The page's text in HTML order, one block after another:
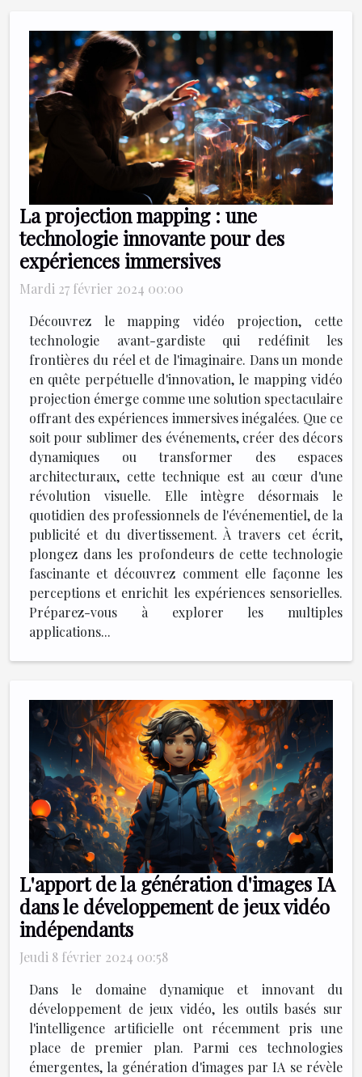
La projection mapping : une
technologie innovante pour des
expériences immersives
Mardi 27 février 2024 00:00
Découvrez le mapping vidéo projection, cette
technologie avant-gardiste qui redéfinit les
frontières du réel et de l'imaginaire. Dans un monde
en quête perpétuelle d'innovation, le mapping vidéo
projection émerge comme une solution spectaculaire
offrant des expériences immersives inégalées. Que ce
soit pour sublimer des événements, créer des décors
dynamiques ou transformer des espaces
architecturaux, cette technique est au cœur d'une
révolution visuelle. Elle intègre désormais le
quotidien des professionnels de l'événementiel, de la
publicité et du divertissement. À travers cet écrit,
plongez dans les profondeurs de cette technologie
fascinante et découvrez comment elle façonne les
perceptions et enrichit les expériences sensorielles.
Préparez-vous à explorer les multiples
applications...
L'apport de la génération d'images IA
dans le développement de jeux vidéo
indépendants
Jeudi 8 février 2024 00:58
Dans le domaine dynamique et innovant du
développement de jeux vidéo, les outils basés sur
l'intelligence artificielle ont récemment pris une
place de premier plan. Parmi ces technologies
émergentes, la génération d'images par IA se révèle